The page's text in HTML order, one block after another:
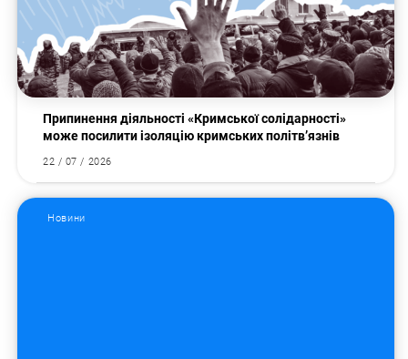
Припинення діяльності «Кримської солідарності»
може посилити ізоляцію кримських політв’язнів
22 / 07 / 2026
Новини